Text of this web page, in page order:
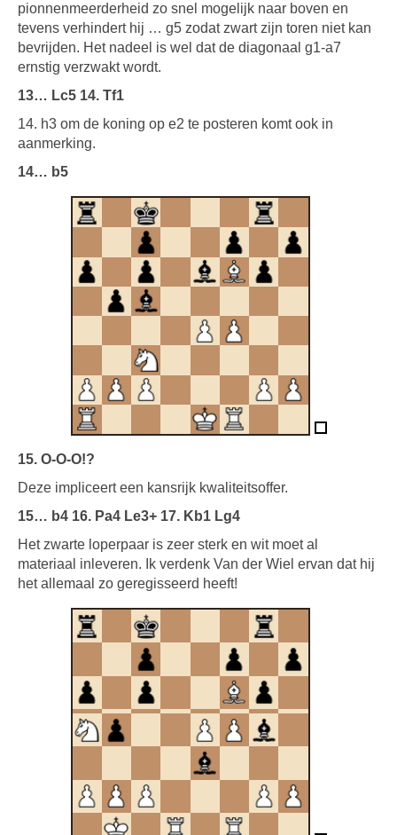
pionnenmeerderheid zo snel mogelijk naar boven en
tevens verhindert hij … g5 zodat zwart zijn toren niet kan
bevrijden. Het nadeel is wel dat de diagonaal g1-a7
ernstig verzwakt wordt.
13… Lc5 14. Tf1
14. h3 om de koning op e2 te posteren komt ook in
aanmerking.
14… b5
15. O-O-O!?
Deze impliceert een kansrijk kwaliteitsoffer.
15… b4 16. Pa4 Le3+ 17. Kb1 Lg4
Het zwarte loperpaar is zeer sterk en wit moet al
materiaal inleveren. Ik verdenk Van der Wiel ervan dat hij
het allemaal zo geregisseerd heeft!